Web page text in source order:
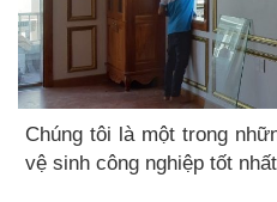
Chúng tôi là một trong
vệ sinh công nghiệp tốt